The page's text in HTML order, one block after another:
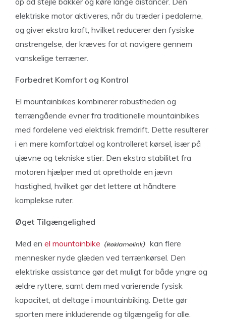
elektriske motor aktiveres, når du træder i pedalerne,
og giver ekstra kraft, hvilket reducerer den fysiske
anstrengelse, der kræves for at navigere gennem
vanskelige terræner.
Forbedret Komfort og Kontrol
El mountainbikes kombinerer robustheden og
terrængående evner fra traditionelle mountainbikes
med fordelene ved elektrisk fremdrift. Dette resulterer
i en mere komfortabel og kontrolleret kørsel, især på
ujævne og tekniske stier. Den ekstra stabilitet fra
motoren hjælper med at opretholde en jævn
hastighed, hvilket gør det lettere at håndtere
komplekse ruter.
Øget Tilgængelighed
Med en el mountainbike
kan flere
mennesker nyde glæden ved terrænkørsel. Den
elektriske assistance gør det muligt for både yngre og
ældre ryttere, samt dem med varierende fysisk
kapacitet, at deltage i mountainbiking. Dette gør
sporten mere inkluderende og tilgængelig for alle.